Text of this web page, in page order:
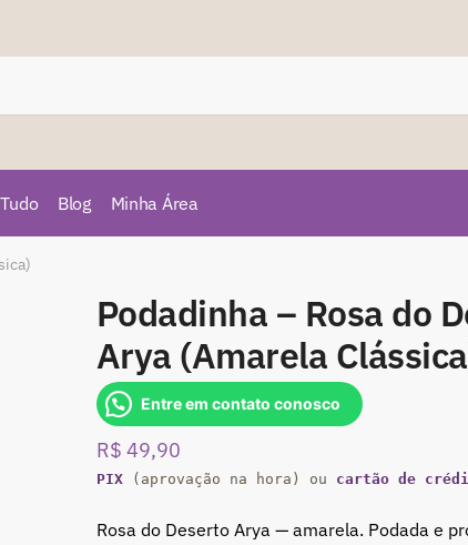
Blog Minha Área
Podadinha – Rosa do
Arya (Amarela
Entre em contato conosco
R$ 49,90
PIX(aprovação na hora) ou cartão de
Rosa do Deserto Arya — amarela. Podada e